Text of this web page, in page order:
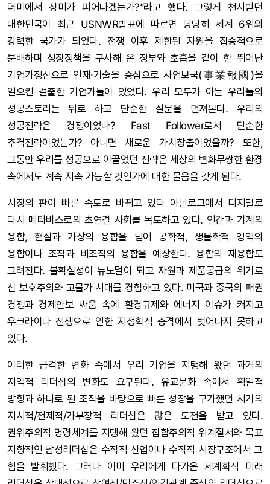
더미에서 장미가 피어나겠는가?”라고 했다. 그렇게 천시받던
대한민국이 최근 USNWR발표에 따르면 당당히 세계 6위의
강력한 국가가 되었다. 전쟁 이후 제한된 자원을 집중적으로
분배하며 성장정책을 구사해 온 정부와 호흡을 같이 한 뛰어난
기업가정신으로 인재·기술을 중심으로 사업보국(事業報國)을
일으킨 걸출한 기업가들이 있었다. 우리 모두가 아는 우리들의
성공스토리는 뒤로 하고 단순한 질문을 던져본다. 우리의
성공전략은 경쟁이었나? Fast Follower로서 단순한
추격전략이었는가? 아니면 새로운 가치창출이었을까? 또한,
그동안 우리를 성공으로 이끌었던 전략은 세상의 변화무쌍한 환경
속에서도 계속 지속 가능할 것인가에 대한 물음을 갖게 된다.
시장의 판이 빠른 속도로 바뀌고 있다 아날로그에서 디지털로
다시 메타버스로의 초연결 사회를 목도하고 있다. 인간과 기계의
융합, 현실과 가상의 융합을 넘어 공학적, 생물학적 영역의
융합이나 조직과 비조직의 융합을 예상한다. 융합의 재융합도
그려진다. 불확실성이 뉴노멀이 되고 자원과 제품공급의 위기로
신 보호주의와 고물가 시대를 경험하고 있다. 미국과 중국의 패권
경쟁과 경제안보 싸움 속에 환경규제와 에너지 이슈가 커지고
우크라이나 전쟁으로 인한 지정학적 충격에서 벗어나지 못하고
있다.
이러한 급격한 변화 속에서 우리 기업을 지탱해 왔던 과거의
지역적 리더십의 변화도 요구된다. 유교문화 속에서 획일적
방향과 하나로 된 조직을 바탕으로 빠른 성장을 구가했던 시기의
지시적/전제적/가부장적 리더십은 많은 도전을 받고 있다.
권위주의적 명령체계를 지탱해 왔던 집합주의적 위계질서와 목표
지향적인 남성리더십은 수직적 산업이나 수직적 시장구조에서 그
힘을 발휘했다. 그러나 이미 우리에게 다가온 세계화적 미래